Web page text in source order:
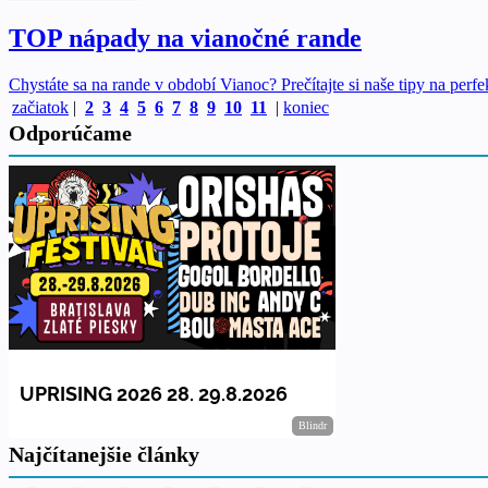
TOP nápady na vianočné rande
Chystáte sa na rande v období Vianoc? Prečítajte si naše tipy na
začiatok | 2 3 4 5 6 7 8 9 10 11 | koniec
Odporúčame
Najčítanejšie články